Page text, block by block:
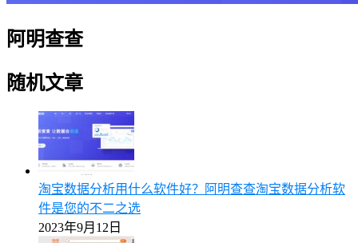
阿明查查
随机文章
淘宝数据分析用什么软件好？阿明查查淘宝数据分析软
件是您的不二之选
2023年9月12日